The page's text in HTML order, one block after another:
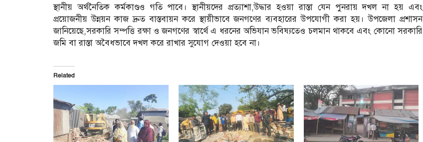
স্থানীয় অর্থনৈতিক কর্মকাণ্ডও গতি পাবে। স্থানীয়দের প্রত্যাশা,উদ্ধার হওয়া রাস্তা যেন পুনরায় দখল না হয় এবং
প্রয়োজনীয় উন্নয়ন কাজ দ্রুত বাস্তবায়ন করে স্থায়ীভাবে জনগণের ব্যবহারের উপযোগী করা হয়। উপজেলা প্রশাসন
জানিয়েছে,সরকারি সম্পত্তি রক্ষা ও জনগণের স্বার্থে এ ধরনের অভিযান ভবিষ্যতেও চলমান থাকবে এবং কোনো সরকারি
জমি বা রাস্তা অবৈধভাবে দখল করে রাখার সুযোগ দেওয়া হবে না।
Related